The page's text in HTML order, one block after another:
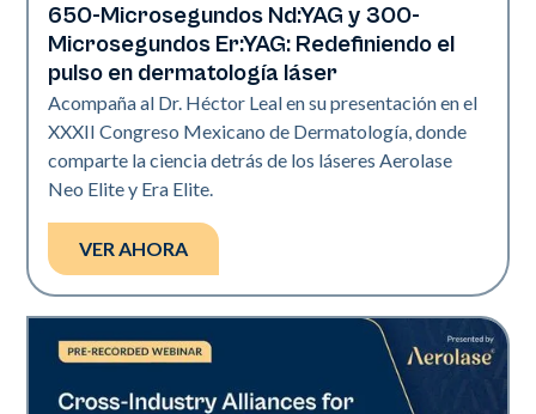
Era Elite | Neo Elite | Presentaciones
650-Microsegundos Nd:YAG y 300-
Microsegundos Er:YAG: Redefiniendo el
pulso en dermatología láser
Acompaña al Dr. Héctor Leal en su presentación en el
XXXII Congreso Mexicano de Dermatología, donde
comparte la ciencia detrás de los láseres Aerolase
Neo Elite y Era Elite.
VER AHORA